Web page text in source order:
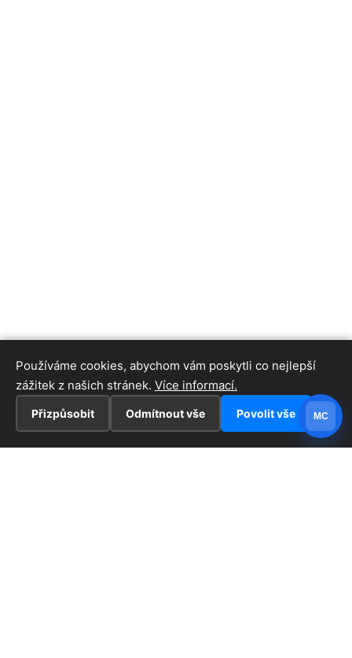
Používáme cookies, abychom vám poskytli co nejlepší
zážitek z našich stránek. Více informací.
Přizpůsobit Odmítnout vše Povolit vše MC